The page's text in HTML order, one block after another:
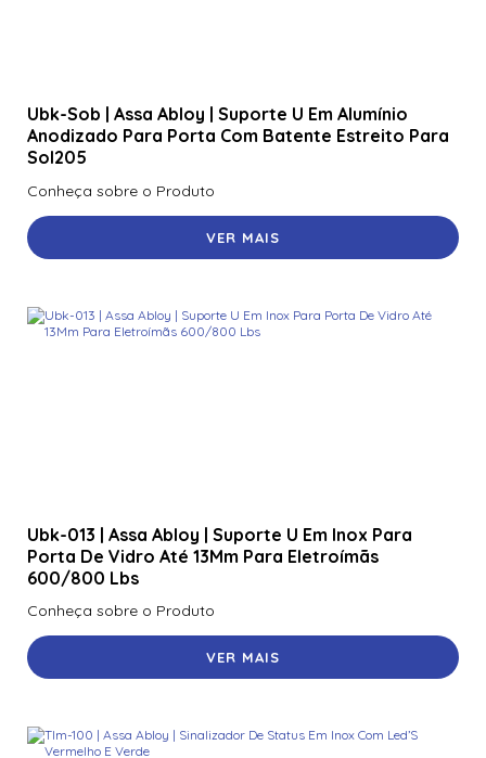
Ubk-Sob | Assa Abloy | Suporte U Em Alumínio
Anodizado Para Porta Com Batente Estreito Para
Sol205
Conheça sobre o Produto
VER MAIS
Ubk-013 | Assa Abloy | Suporte U Em Inox Para
Porta De Vidro Até 13Mm Para Eletroímãs
600/800 Lbs
Conheça sobre o Produto
VER MAIS